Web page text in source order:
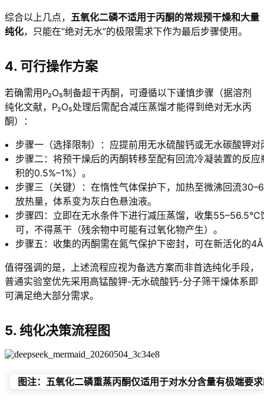
综合以上几点， 五氧化二磷不适用于丙酮的常规预干燥和大量
纯化，只能在“绝对无水”的极限需求下作为最后步骤使用。
4. 可行操作方案
若确需用P₂O₅制备超干丙酮，可遵循以下谨慎步骤（据溶剂
纯化文献，P₂O₅处理后需配合减压蒸馏才能得到绝对无水丙
酮）：
步骤一（选择限制）：应提前用无水硫酸钙或无水碳酸钾
步骤二：将预干燥后的丙酮转移至配有回流冷凝装置的反
积的0.5%–1%）。
步骤三（关键）：在惰性气体保护下，加热至微沸回流
放热量，体系变为灰白色悬浊液。
步骤四：立即在无水条件下进行减压蒸馏，收集55–56.5℃
可，不得蒸干（残余物中可能有过氧化物产生）。
步骤五：收集的丙酮需在氮气保护下密封，可在新活化的
值得强调的是，上述流程应视为备选方案而非首选纯化手段，
普通实验室优先采用高锰酸钾-无水硫酸钙-分子筛干燥体系即
可满足绝大部分需求。
5. 纯化决策流程图
图注：五氧化二磷重蒸丙酮仅适用于对水分含量有极端要